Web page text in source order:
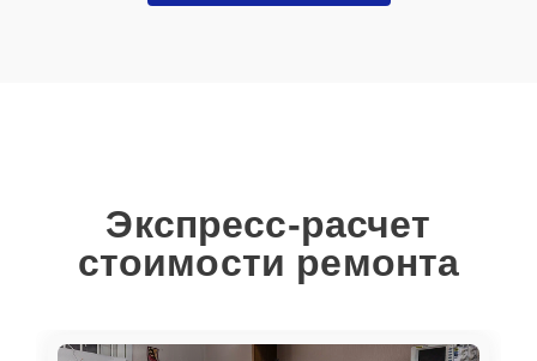
Экспресс-расчет
стоимости ремонта